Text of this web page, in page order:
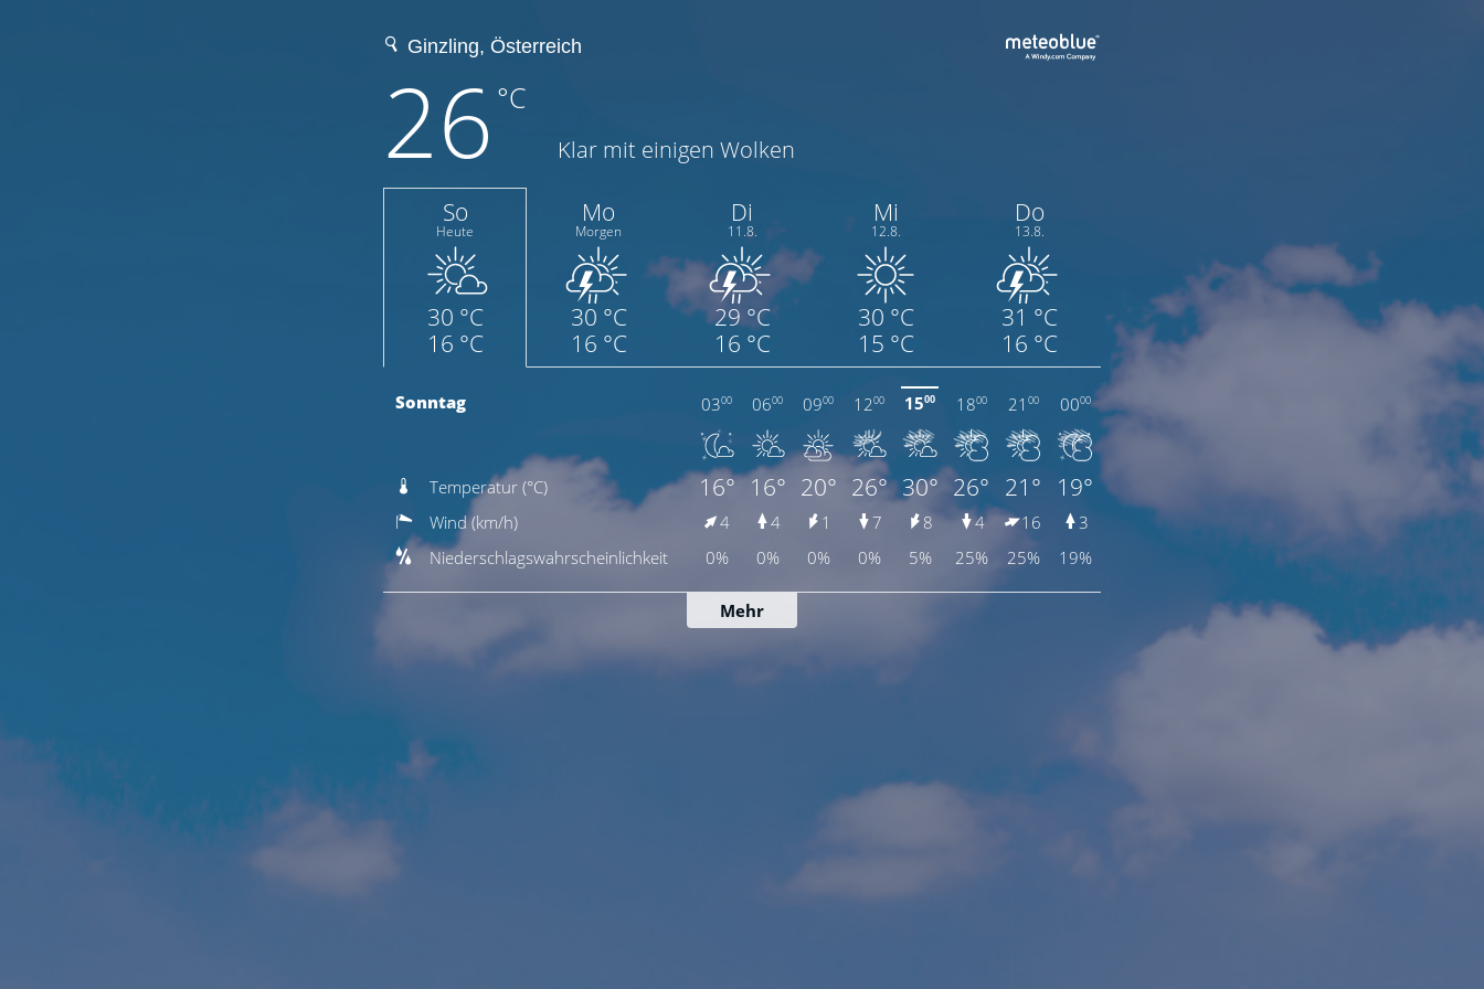
26 °C
Klar mit einigen Wolken
So
Heute
30 °C
16 °C
Mo
Morgen
30 °C
16 °C
Di
11.8.
29 °C
16 °C
Mi
12.8.
30 °C
15 °C
Do
13.8.
31 °C
16 °C
Sonntag 0300 0600 0900 1200 1500 1800 21 00 0000
Temperatur (°C) 16° 16° 20° 26° 30° 26° 21° 19°
Wind (km/h) 4 4 1 7 8 4 16
3
Niederschlags­wahrscheinlichkeit
0% 0% 0% 0% 5% 25% 25% 19%
Montag
Wind (km/h)
4
Niederschlags­wahrscheinlichkeit
Mehr